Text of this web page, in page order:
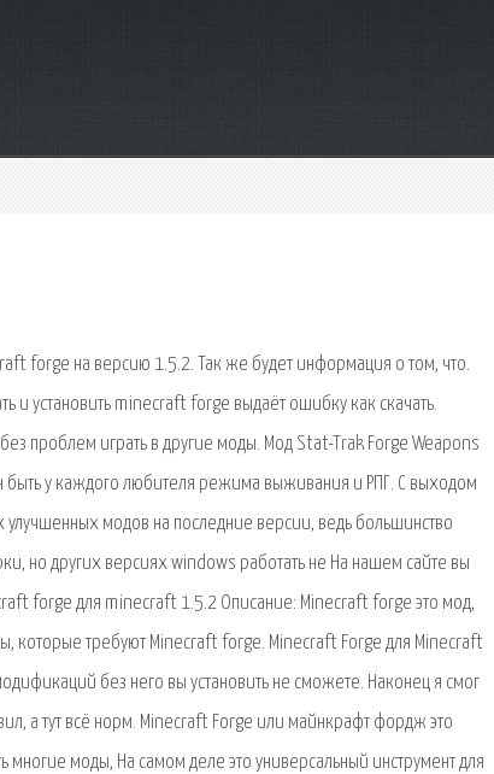
forge на версию 1.5.2. Так же будет информация о том, что.
и установить minecraft forge выдаёт ошибку как скачать.
проблем играть в другие моды. Мод Stat-Trak Forge Weapons
у каждого любителя режима выживания и РПГ. С выходом
модов на последние версии, ведь большинство
но других версиях windows работать не На нашем сайте вы
forge для minecraft 1.5.2 Описание: Minecraft forge это мод,
которые требуют Minecraft forge. Minecraft Forge для Minecraft
без него вы установить не сможете. Наконец я смог
а тут всё норм. Minecraft Forge или майнкрафт фордж это
моды, На самом деле это универсальный инструмент для